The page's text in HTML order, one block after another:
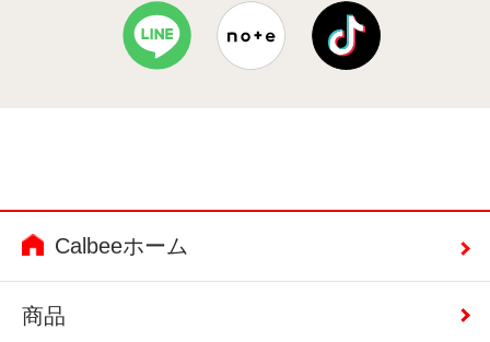
Calbeeホーム
商品